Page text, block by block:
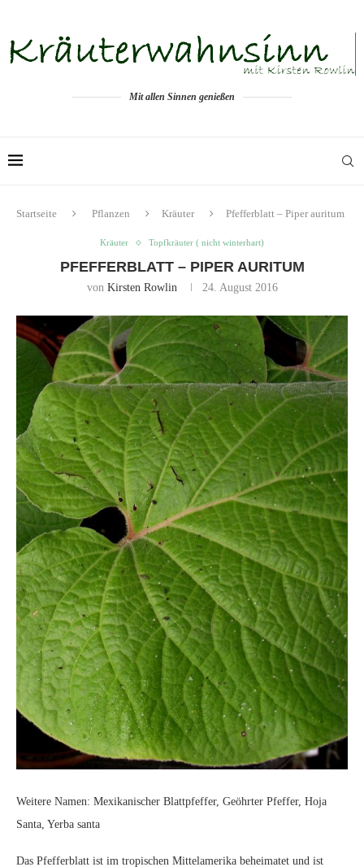
Mit allen Sinnen genießen
Startseite Pflanzen Kräuter Pfefferblatt – Piper auritum
Kräuter Topfkräuter ( nicht winterhart)
PFEFFERBLATT – PIPER AURITUM
von Kirsten Rowlin 24. August 2016
Weitere Namen: Mexikanischer Blattpfeffer, Geöhrter Pfeffer, Hoja
Santa, Yerba santa
Das Pfefferblatt ist im tropischen Mittelamerika beheimatet und ist